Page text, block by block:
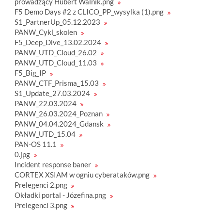
F5 Demo Days #2 z CLICO_PP_wysylka (1).png
S1_PartnerUp_05.12.2023
PANW_Cykl_skolen
F5_Deep_Dive_13.02.2024
PANW_UTD_Cloud_26.02
PANW_UTD_Cloud_11.03
F5_Big_IP
PANW_CTF_Prisma_15.03
S1_Update_27.03.2024
PANW_22.03.2024
PANW_26.03.2024_Poznan
PANW_04.04.2024_Gdansk
PANW_UTD_15.04
PAN-OS 11.1
0.jpg
Incident response baner
CORTEX XSIAM w ogniu cyberataków.png
Prelegenci 2.png
Okładki portal - Józefina.png
Prelegenci 3.png